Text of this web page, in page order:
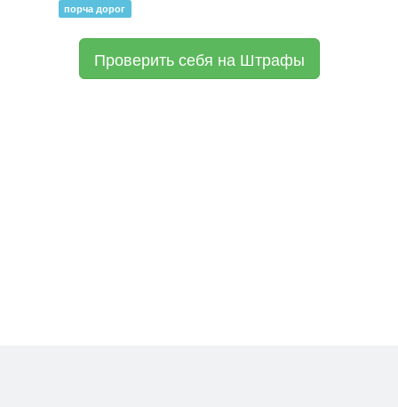
порча дорог
Проверить себя на Штрафы